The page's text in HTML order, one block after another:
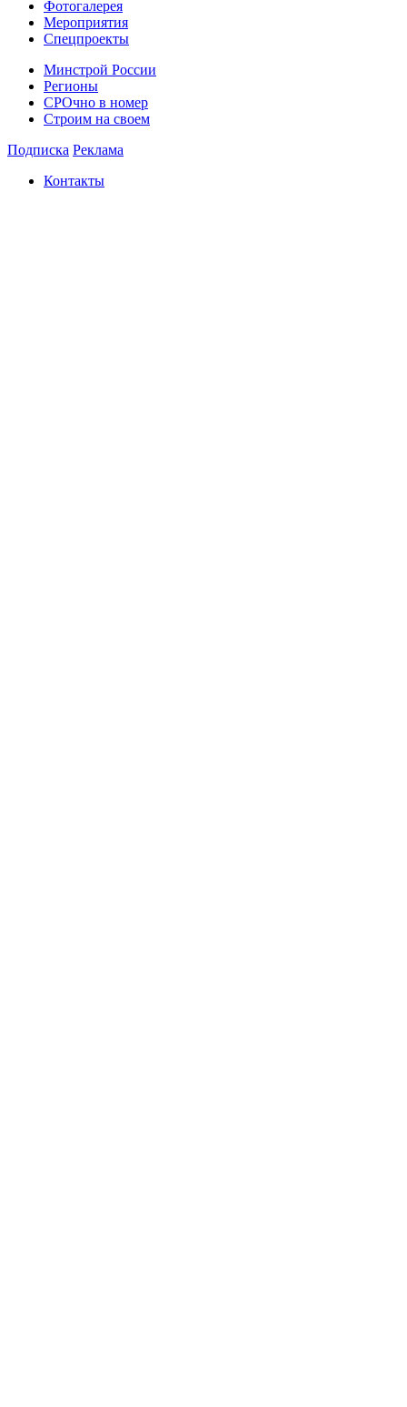
Фотогалерея
Мероприятия
Спецпроекты
Минстрой России
Регионы
СРОчно в номер
Строим на своем
Подписка Реклама
Контакты